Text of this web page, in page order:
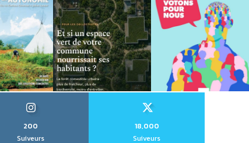
200
Suiveurs
18,000
Suiveurs